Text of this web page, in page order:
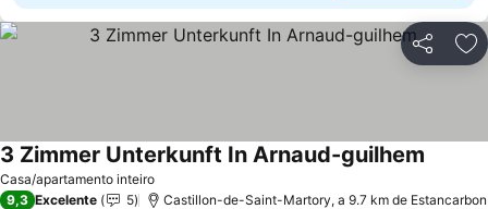
Partilhar
Casa/apartamento inteiro
3 Zimmer Unterkunft In Arnaud-guilhem
9,3 Excelente 5 Castillon-de-Saint-Martory, a 9.7 km de Estancarbon